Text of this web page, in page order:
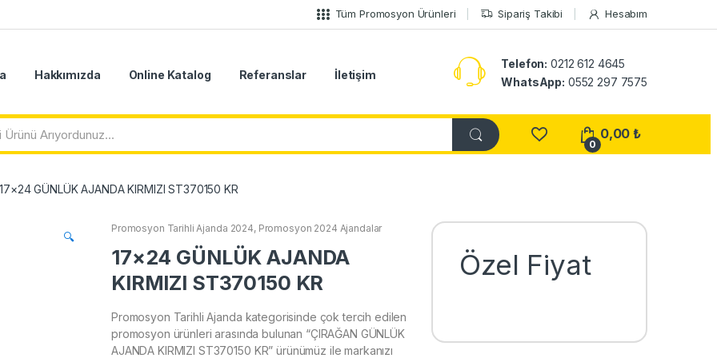
Tüm Promosyon Ürünleri Sipariş Takibi Hesabım
Hakkımızda Online Katalog Referanslar İletişim
Telefon: 0212 612 4645
WhatsApp: 0552 297 7575
0
0,00₺
17×24 GÜNLÜK AJANDA KIRMIZI ST370150 KR
🔍
Promosyon Tarihli Ajanda 2024, Promosyon 2024 Ajandalar
17×24 GÜNLÜK AJANDA
KIRMIZI ST370150 KR
Promosyon Tarihli Ajanda kategorisinde çok tercih edilen
promosyon ürünleri arasında bulunan “ÇIRAĞAN GÜNLÜK
AJANDA KIRMIZI ST370150 KR” ürünümüz ile markanızı
Özel Fiyat